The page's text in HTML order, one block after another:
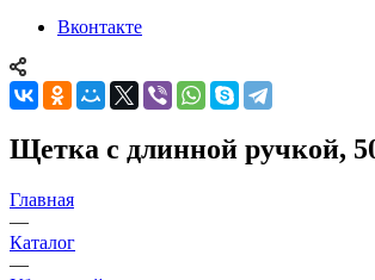
Вконтакте
Щетка с длинной ручкой,
Главная
—
Каталог
—